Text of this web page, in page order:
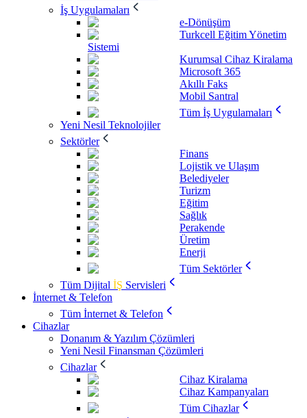
İş Uygulamaları
e-Dönüşüm
Turkcell Eğitim Yönetim
Sistemi
Kurumsal Cihaz Kiralama
Microsoft 365
Akıllı Faks
Mobil Santral
Tüm İş Uygulamaları
Yeni Nesil Teknolojiler
Sektörler
Finans
Lojistik ve Ulaşım
Belediyeler
Turizm
Eğitim
Sağlık
Perakende
Üretim
Enerji
Tüm Sektörler
Tüm Dijital İŞ Servisleri
İnternet & Telefon
Tüm İnternet & Telefon
Cihazlar
Donanım & Yazılım Çözümleri
Yeni Nesil Finansman Çözümleri
Cihazlar
Cihaz Kiralama
Cihaz Kampanyaları
Tüm Cihazlar